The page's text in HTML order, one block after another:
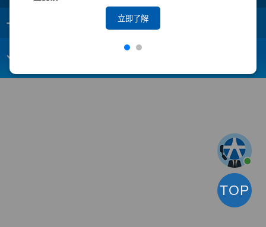
立即了解
+
webmaster@yuanta.com
TOP